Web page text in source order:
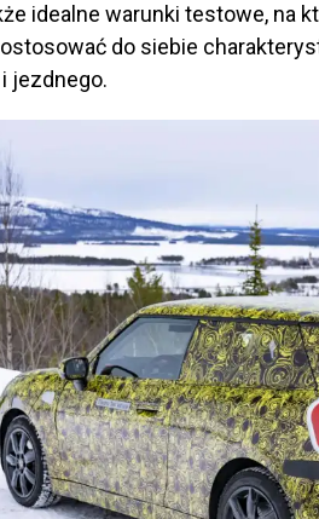
idealne warunki testowe, na
do siebie
jezdnego.